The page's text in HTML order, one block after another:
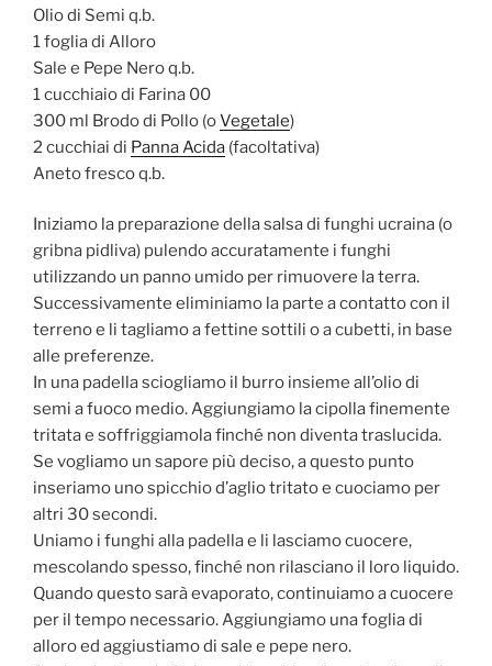
Olio di Semi q.b.
1 foglia di Alloro
Sale e Pepe Nero q.b.
1 cucchiaio di Farina 00
300 ml Brodo di Pollo (oVegetale)
2 cucchiai di Panna Acida (facoltativa)
Aneto fresco q.b.
Iniziamo la preparazione della salsa di funghi ucraina (o
gribna pidliva) pulendo accuratamente i funghi
utilizzando un panno umido per rimuovere la terra.
Successivamente eliminiamo la parte a contatto con il
terreno e li tagliamo a fettine sottili o a cubetti, in base
alle preferenze.
In una padella sciogliamo il burro insieme all’olio di
semi a fuoco medio. Aggiungiamo la cipolla finemente
tritata e soffriggiamola finché non diventa traslucida.
Se vogliamo un sapore più deciso, a questo punto
inseriamo uno spicchio d’aglio tritato e cuociamo per
altri 30 secondi.
Uniamo i funghi alla padella e li lasciamo cuocere,
mescolando spesso, finché non rilasciano il loro liquido.
Quando questo sarà evaporato, continuiamo a cuocere
per il tempo necessario. Aggiungiamo una foglia di
alloro ed aggiustiamo di sale e pepe nero.